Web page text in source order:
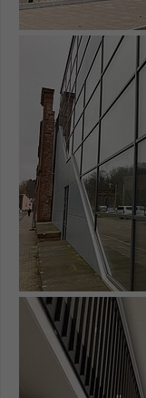
Show larger version
Show larger version
Name
Anbieter
Laufzeit
Zweck
ein
zu